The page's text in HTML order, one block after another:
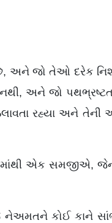
અને જો તેઓ દરેક
અને જો પથભ્રષ્ટતા
રહ્યા અને તેની
માંથી એક સમજીએ,
કોઈ કાને